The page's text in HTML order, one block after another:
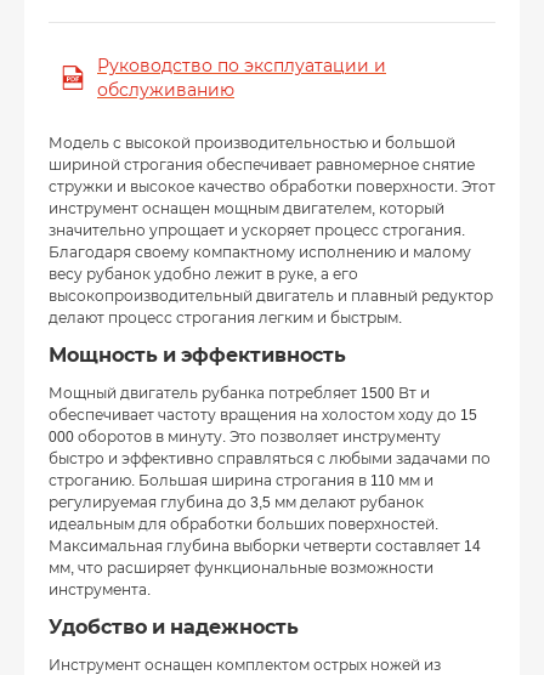
Руководство по эксплуатации и
обслуживанию
Модель с высокой производительностью и большой
шириной строгания обеспечивает равномерное снятие
стружки и высокое качество обработки поверхности. Этот
инструмент оснащен мощным двигателем, который
значительно упрощает и ускоряет процесс строгания.
Благодаря своему компактному исполнению и малому
весу рубанок удобно лежит в руке, а его
высокопроизводительный двигатель и плавный редуктор
делают процесс строгания легким и быстрым.
Мощность и эффективность
Мощный двигатель рубанка потребляет 1500 Вт и
обеспечивает частоту вращения на холостом ходу до 15
000 оборотов в минуту. Это позволяет инструменту
быстро и эффективно справляться с любыми задачами по
строганию. Большая ширина строгания в 110 мм и
регулируемая глубина до 3,5 мм делают рубанок
идеальным для обработки больших поверхностей.
Максимальная глубина выборки четверти составляет 14
мм, что расширяет функциональные возможности
инструмента.
Удобство и надежность
Инструмент оснащен комплектом острых ножей из